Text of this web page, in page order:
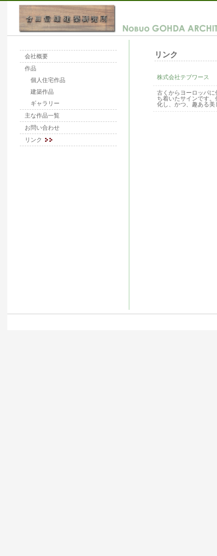
会社概要
作品
個人住宅作品
建築作品
ギャラリー
主な作品一覧
お問い合わせ
リンク
リンク
株式会社テブワース
古くからヨーロッパ
ち着いたサインです
化し、かつ、趣ある